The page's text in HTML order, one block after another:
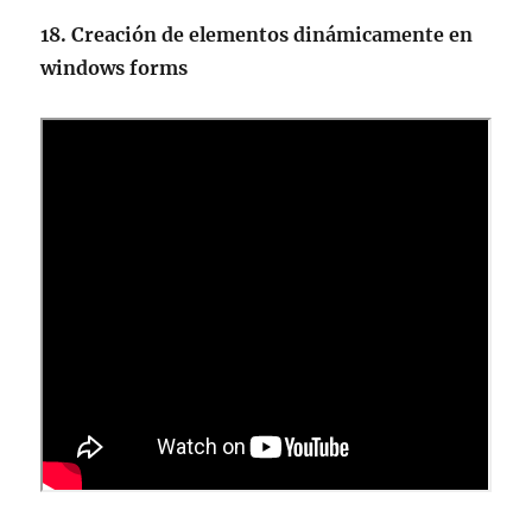
18. Creación de elementos dinámicamente en
windows forms